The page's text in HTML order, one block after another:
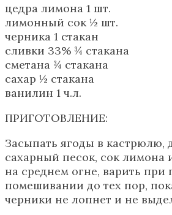
цедра лимона 1 шт.
лимонный сок ½ шт.
черника 1 стакан
сливки 33% ¾ стакана
сметана ¾ стакана
сахар ½ стакана
ванилин 1 ч.л.
ПРИГОТОВЛЕНИЕ:
Засыпать ягоды в кастрюлю,
сахарный песок, сок лимона
на среднем огне, варить при
помешивании до тех пор,
черники не лопнет и не